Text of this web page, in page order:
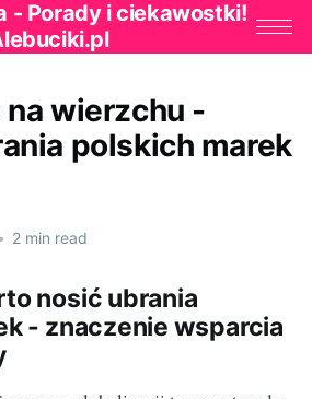
- Porady i ciekawostki!
wierzchu -
polskich marek
• 2 min read
nosić ubrania
- znaczenie wsparcia